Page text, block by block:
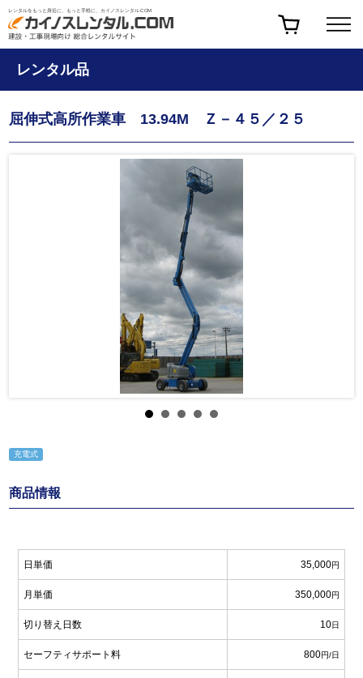
レンタルをもっと身近に、もっと手軽に、カイノスレンタル.COM
レンタル品
屈伸式高所作業車 13.94M Ｚ－４５／２５
充電式
商品情報
日単価 35,000円
月単価 350,000円
切り替え日数 10日
セーフティサポート料 800円/日